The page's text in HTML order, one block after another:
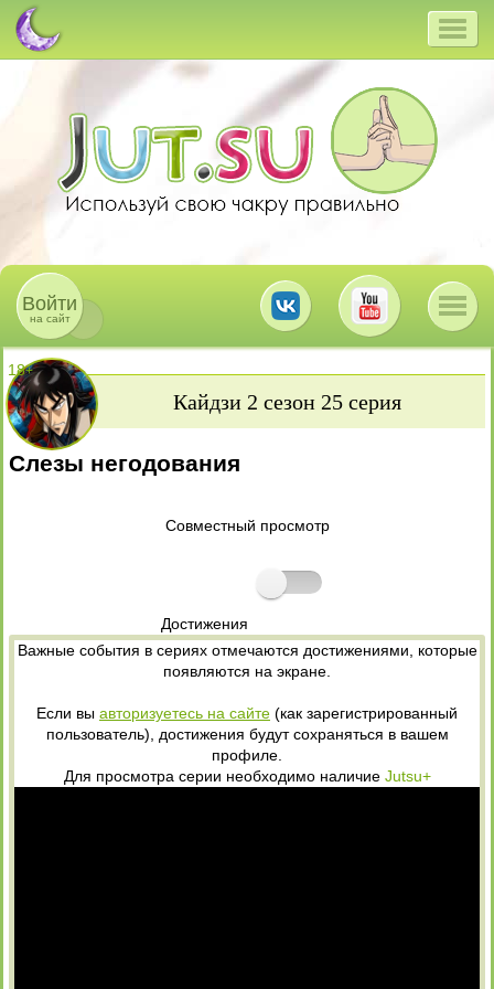
Войти
на сайт
18+
Кайдзи 2 сезон 25 серия
Слезы негодования
Совместный просмотр
Достижения
Важные события в сериях отмечаются достижениями, которые
появляются на экране.
Если вы авторизуетесь на сайте (как зарегистрированный
пользователь), достижения будут сохраняться в вашем
профиле.
Для просмотра серии необходимо наличие Jutsu+